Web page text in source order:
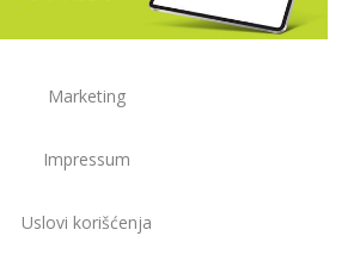
Marketing
Impressum
Uslovi korišćenja